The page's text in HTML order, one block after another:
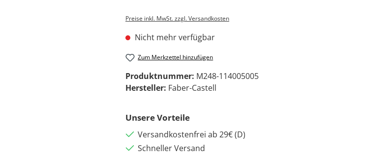
Preise inkl. MwSt. zzgl. Versandkosten
Nicht mehr verfügbar
Zum Merkzettel hinzufügen
Produktnummer: M248-114005005
Hersteller: Faber-Castell
Unsere Vorteile
Versandkostenfrei ab 29€ (D)
Schneller Versand